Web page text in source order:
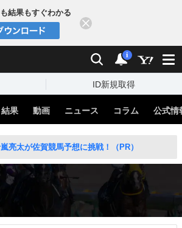
結果もすぐわかる
検索 通知
i
ID新規取得
結果 動画 ニュース コラム 公式情
亮太が佐賀競馬予想に挑戦！（PR）